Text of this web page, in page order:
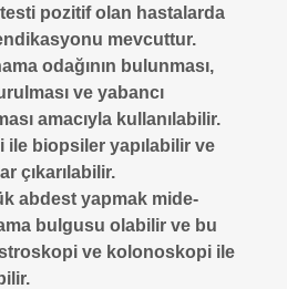
pozitif olan hastalarda
mevcuttur.
odağının bulunması,
ve yabancı
amacıyla kullanılabilir.
biopsiler yapılabilir ve
çıkarılabilir.
abdest yapmak mide-
bulgusu olabilir ve bu
ve kolonoskopi ile